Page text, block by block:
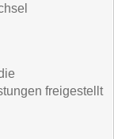
freigestellt